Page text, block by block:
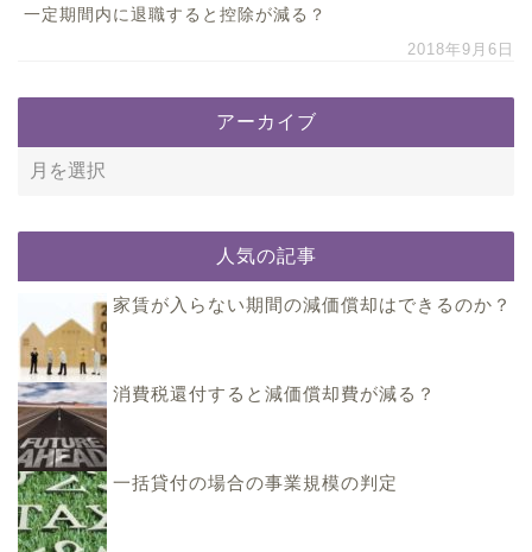
一定期間内に退職すると控除が減る？
2018年9月6日
アーカイブ
人気の記事
家賃が入らない期間の減価償却はできるのか？
消費税還付すると減価償却費が減る？
一括貸付の場合の事業規模の判定